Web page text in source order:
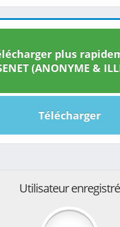
plus
(ANONYME &
Télécharger
Utilisateur enregistré